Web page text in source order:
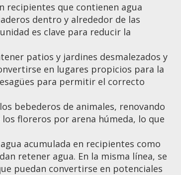
recipientes que contienen agua
dentro y alrededor de las
es clave para reducir la
patios y jardines desmalezados y
en lugares propicios para la
para permitir el correcto
bebederos de animales, renovando
floreros por arena húmeda, lo que
acumulada en recipientes como
retener agua. En la misma línea, se
puedan convertirse en potenciales